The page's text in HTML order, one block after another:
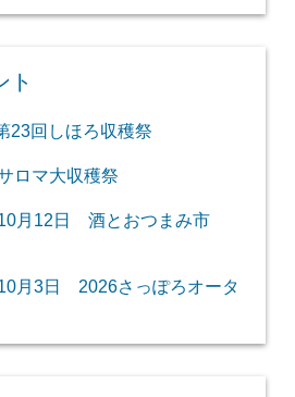
ト
23回しほろ収穫祭
ロマ大収穫祭
月12日 酒とおつまみ市
月3日 2026さっぽろオータ